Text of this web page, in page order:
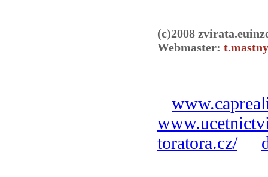
(c)2008
Webmaster:
toratora.cz/